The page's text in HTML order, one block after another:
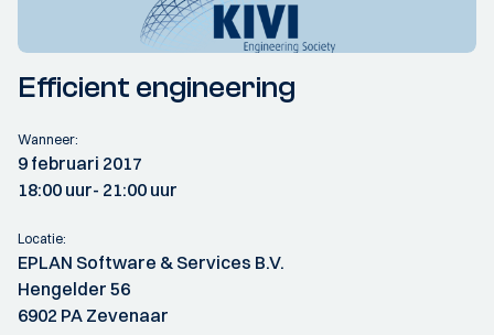
Efficient engineering
Wanneer:
9 februari 2017
18:00 uur- 21:00 uur
Locatie:
EPLAN Software & Services B.V.
Hengelder 56
6902 PA Zevenaar